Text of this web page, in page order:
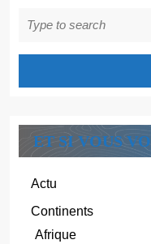
for:
ET SI VOUS
Actu
Continents
Afrique